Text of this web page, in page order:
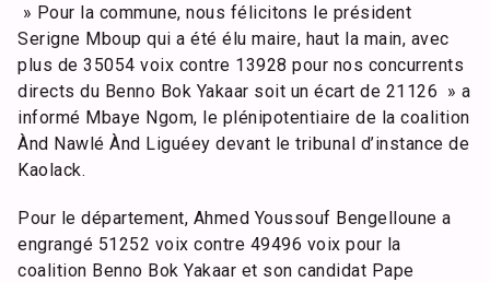
» Pour la commune, nous félicitons le président
Serigne Mboup qui a été élu maire, haut la main, avec
plus de 35054 voix contre 13928 pour nos concurrents
directs du Benno Bok Yakaar soit un écart de 21126 » a
informé Mbaye Ngom, le plénipotentiaire de la coalition
Ànd Nawlé Ànd Liguéey devant le tribunal d’instance de
Kaolack.
Pour le département, Ahmed Youssouf Bengelloune a
engrangé 51252 voix contre 49496 voix pour la
coalition Benno Bok Yakaar et son candidat Pape